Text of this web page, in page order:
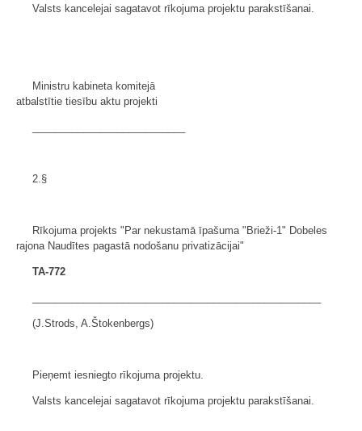
Valsts kancelejai sagatavot rīkojuma projektu parakstīšanai.
Ministru kabineta komitejā
atbalstītie tiesību aktu projekti
2.§
Rīkojuma projekts "Par nekustamā īpašuma "Brieži-1" Dobeles
rajona Naudītes pagastā nodošanu privatizācijai"
TA-772
(J.Strods, A.Štokenbergs)
Pieņemt iesniegto rīkojuma projektu.
Valsts kancelejai sagatavot rīkojuma projektu parakstīšanai.